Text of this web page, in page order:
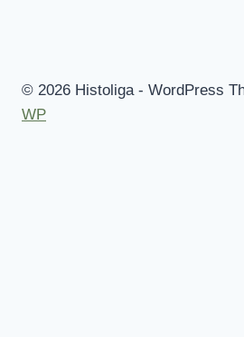
© 2026 Histoliga - WordPress
WP